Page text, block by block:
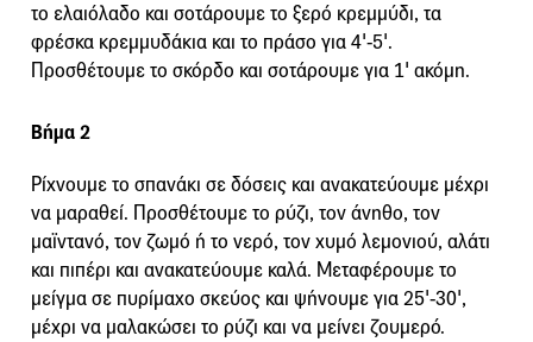
το ελαιόλαδο και σοτάρουμε το ξερό κρεμμύδι, τα
φρέσκα κρεμμυδάκια και το πράσο για 4'-5'.
Προσθέτουμε το σκόρδο και σοτάρουμε για 1' ακόμη.
Βήμα 2
Ρίχνουμε το σπανάκι σε δόσεις και ανακατεύουμε μέχρι
να μαραθεί. Προσθέτουμε το ρύζι, τον άνηθο, τον
μαϊντανό, τον ζωμό ή το νερό, τον χυμό λεμονιού, αλάτι
και πιπέρι και ανακατεύουμε καλά. Μεταφέρουμε το
μείγμα σε πυρίμαχο σκεύος και ψήνουμε για 25'-30',
μέχρι να μαλακώσει το ρύζι και να μείνει ζουμερό.